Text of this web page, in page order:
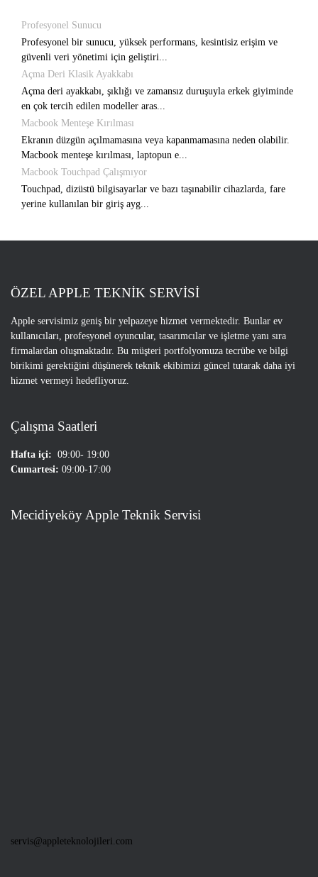
Profesyonel Sunucu
Profesyonel bir sunucu, yüksek performans, kesintisiz erişim ve
güvenli veri yönetimi için geliştiri...
Açma Deri Klasik Ayakkabı
Açma deri ayakkabı, şıklığı ve zamansız duruşuyla erkek giyiminde
en çok tercih edilen modeller aras...
Macbook Menteşe Kırılması
Ekranın düzgün açılmamasına veya kapanmamasına neden olabilir.
Macbook menteşe kırılması, laptopun e...
Macbook Touchpad Çalışmıyor
Touchpad, dizüstü bilgisayarlar ve bazı taşınabilir cihazlarda, fare
yerine kullanılan bir giriş ayg...
ÖZEL APPLE TEKNİK SERVİSİ
Apple servisimiz geniş bir yelpazeye hizmet vermektedir. Bunlar ev
kullanıcıları, profesyonel oyuncular, tasarımcılar ve işletme yanı sıra
firmalardan oluşmaktadır. Bu müşteri portfolyomuza tecrübe ve bilgi
birikimi gerektiğini düşünerek teknik ekibimizi güncel tutarak daha iyi
hizmet vermeyi hedefliyoruz.
Çalışma Saatleri
Hafta içi: 09:00- 19:00
Cumartesi: 09:00-17:00
Mecidiyeköy Apple Teknik Servisi
servis@appleteknolojileri.com